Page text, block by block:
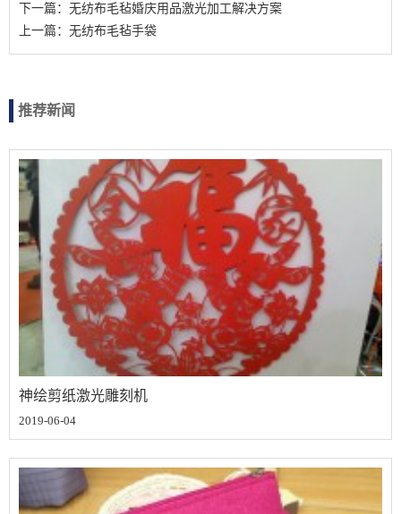
下一篇：无纺布毛毡婚庆用品激光加工解决方案
上一篇：无纺布毛毡手袋
推荐新闻
神绘剪纸激光雕刻机
2019-06-04